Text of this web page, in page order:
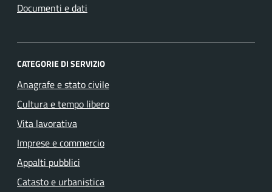
Documenti e dati
CATEGORIE DI SERVIZIO
Anagrafe e stato civile
Cultura e tempo libero
Vita lavorativa
Imprese e commercio
Appalti pubblici
Catasto e urbanistica